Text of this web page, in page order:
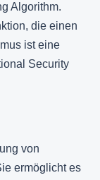
Algorithm.
die einen
ist eine
Security
von
ermöglicht es